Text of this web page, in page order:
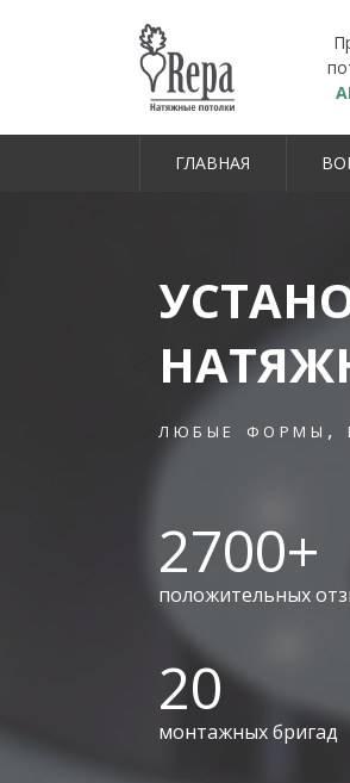
ГЛАВНАЯ
любые формы,
2700+
положительных
20
монтажных бригад